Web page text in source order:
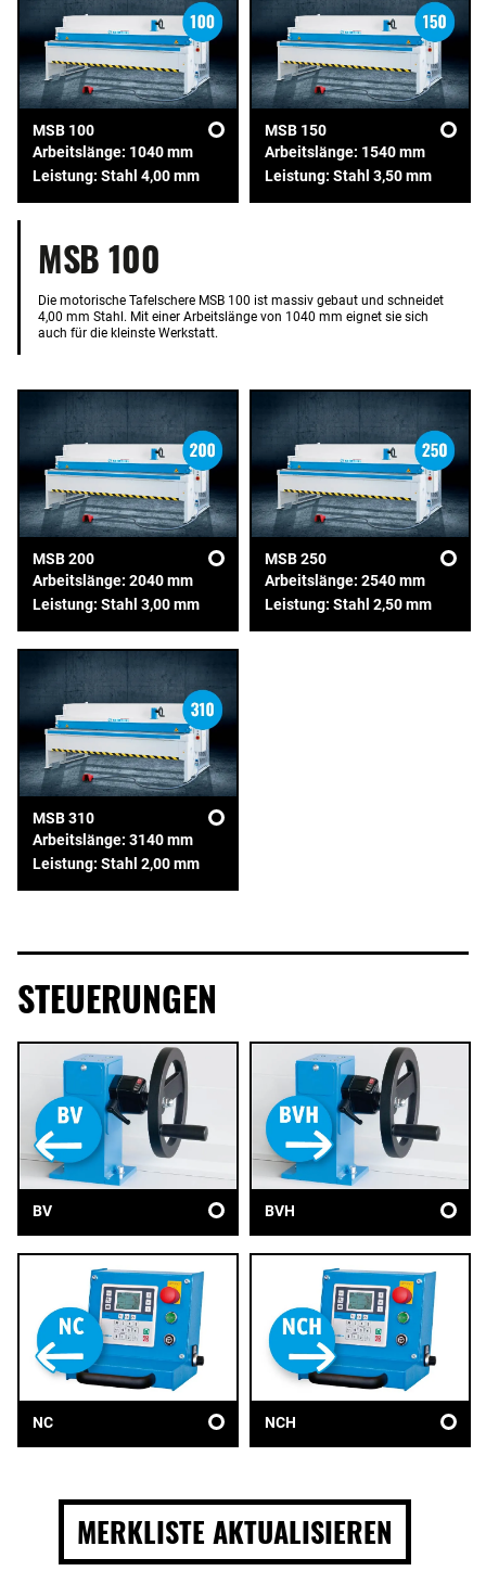
MSB 100
Arbeitslänge: 1040 mm
Leistung: Stahl 4,00 mm
MSB 150
Arbeitslänge: 1540 mm
Leistung: Stahl 3,50 mm
MSB 100
Die motorische Tafelschere MSB 100 ist massiv gebaut und schneidet
4,00 mm Stahl. Mit einer Arbeitslänge von 1040 mm eignet sie sich
auch für die kleinste Werkstatt.
MSB 200
Arbeitslänge: 2040 mm
Leistung: Stahl 3,00 mm
MSB 250
Arbeitslänge: 2540 mm
Leistung: Stahl 2,50 mm
MSB 310
Arbeitslänge: 3140 mm
Leistung: Stahl 2,00 mm
STEUERUNGEN
BV BVH
NC NCH
MERKLISTE AKTUALISIEREN